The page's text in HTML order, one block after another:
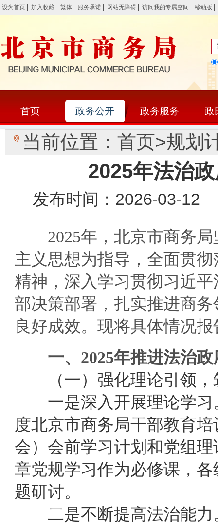
设为首页 加入收藏 繁体 服务承诺 网站无障碍 访问我的专属空间 移动版
首页 政务公开 政务服务 政
当前位置： 首页>规划
2025年法治
发布时间：2026-03-
2025年，北京市商务局
主义思想为指导，全面贯
精神，深入学习贯彻习近
部决策部署，扎实推进商
良好成效。现将具体情况
一、2025年推进法治
（一）强化理论引领
一是深入开展理论学习
度北京市商务局干部教育
会）会前学习计划和党组
章党规学习作为必修课， 各
题研讨。
二是不断提高法治能力